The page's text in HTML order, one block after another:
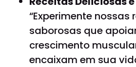
“Experimente nossas
saborosas que
crescimento
encaixam em sua